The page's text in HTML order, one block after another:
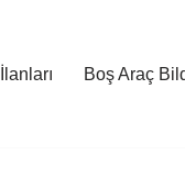
Boş Araç